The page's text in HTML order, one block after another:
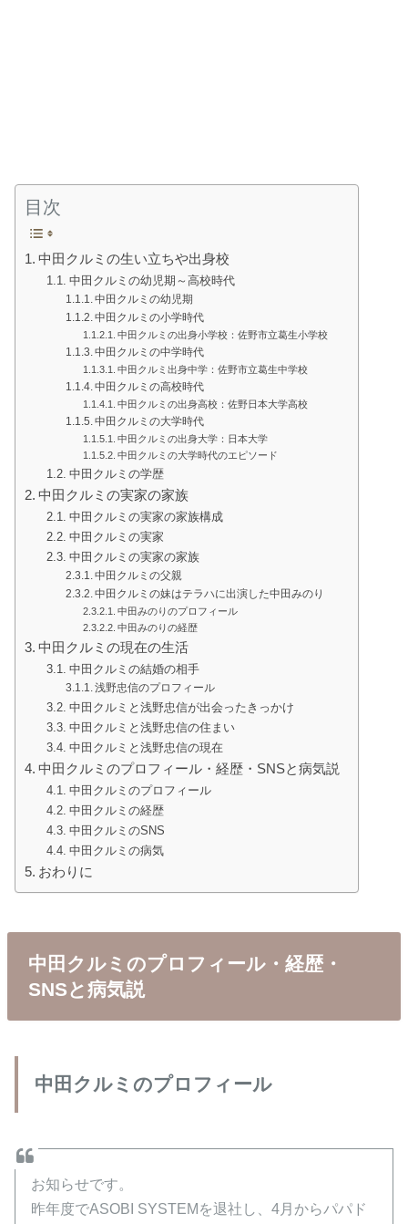
目次
中田クルミの生い立ちや出身校
中田クルミの幼児期～高校時代
中田クルミの幼児期
中田クルミの小学時代
中田クルミの出身小学校：佐野市立葛生小学校
中田クルミの中学時代
中田クルミ出身中学：佐野市立葛生中学校
中田クルミの高校時代
中田クルミの出身高校：佐野日本大学高校
中田クルミの大学時代
中田クルミの出身大学：日本大学
中田クルミの大学時代のエピソード
中田クルミの学歴
中田クルミの実家の家族
中田クルミの実家の家族構成
中田クルミの実家
中田クルミの実家の家族
中田クルミの父親
中田クルミの妹はテラハに出演した中田みのり
中田みのりのプロフィール
中田みのりの経歴
中田クルミの現在の生活
中田クルミの結婚の相手
浅野忠信のプロフィール
中田クルミと浅野忠信が出会ったきっかけ
中田クルミと浅野忠信の住まい
中田クルミと浅野忠信の現在
中田クルミのプロフィール・経歴・SNSと病気説
中田クルミのプロフィール
中田クルミの経歴
中田クルミのSNS
中田クルミの病気
おわりに
中田クルミのプロフィール・経歴・
SNSと病気説
中田クルミのプロフィール
お知らせです。
昨年度でASOBI SYSTEMを退社し、4月からパパド